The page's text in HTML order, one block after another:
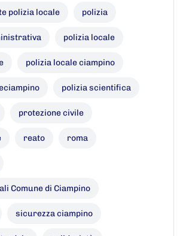
polizia locale polizia
polizia locale
polizia locale ciampino
polizia scientifica
protezione civile
reato roma
Comune di Ciampino
sicurezza ciampino